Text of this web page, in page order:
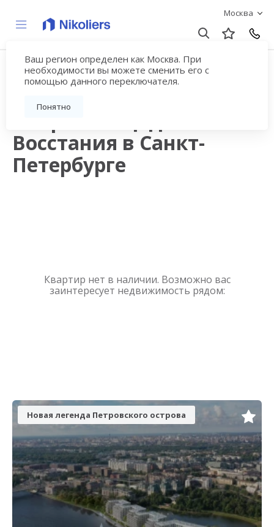
Москва
Ваш регион определен как Москва. При
необходимости вы можете сменить его с
помощью данного переключателя.
Понятно
Продажа квартир в
новостройках рядом с
Восстания в Санкт-
Петербурге
Квартир нет в наличии. Возможно вас
заинтересует недвижимость рядом:
Новая легенда Петровского острова